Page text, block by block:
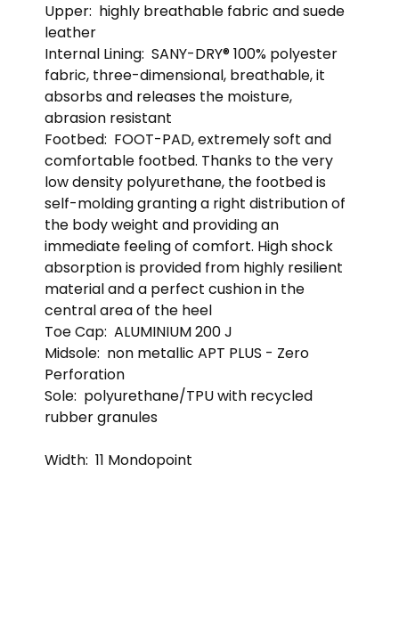
Upper: highly breathable fabric and suede
leather
Internal Lining: SANY-DRY® 100% polyester
fabric, three-dimensional, breathable, it
absorbs and releases the moisture,
abrasion resistant
Footbed: FOOT-PAD, extremely soft and
comfortable footbed. Thanks to the very
low density polyurethane, the footbed is
self-molding granting a right distribution of
the body weight and providing an
immediate feeling of comfort. High shock
absorption is provided from highly resilient
material and a perfect cushion in the
central area of the heel
Toe Cap: ALUMINIUM 200 J
Midsole: non metallic APT PLUS - Zero
Perforation
Sole: polyurethane/TPU with recycled
rubber granules
Width: 11 Mondopoint